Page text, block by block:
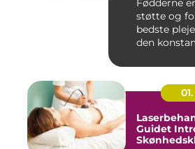
støtte og
bedste
den
Guidet